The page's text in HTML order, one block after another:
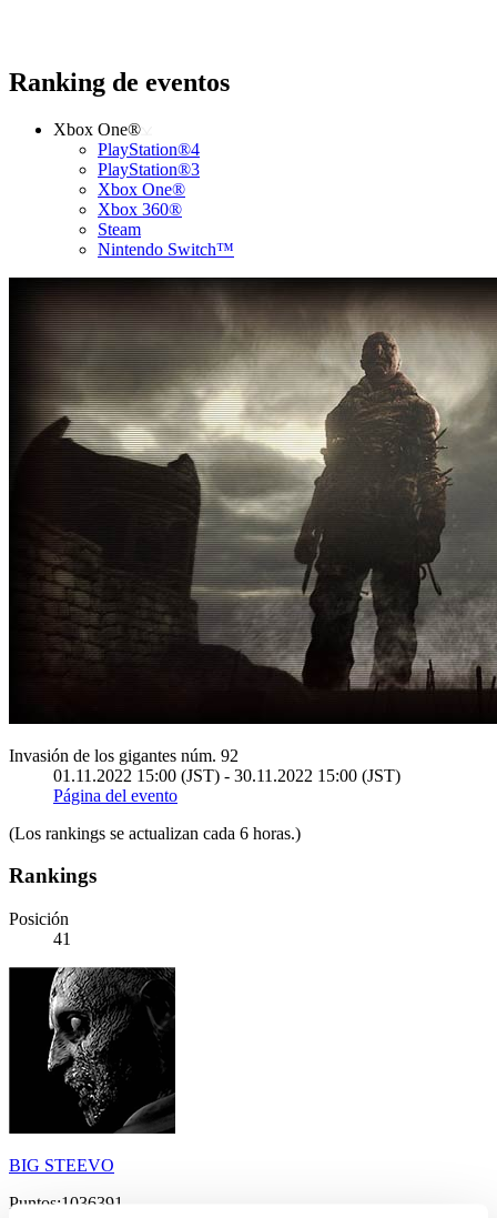
Ranking de eventos
Xbox One®
PlayStation®4
PlayStation®3
Xbox One®
Xbox 360®
Steam
Nintendo Switch™
Invasión de los gigantes núm. 92
01.11.2022 15:00 (JST) - 30.11.2022 15:00 (JST)
Página del evento
(Los rankings se actualizan cada 6 horas.)
Rankings
Posición
41
BIG STEEVO
Puntos:1036391